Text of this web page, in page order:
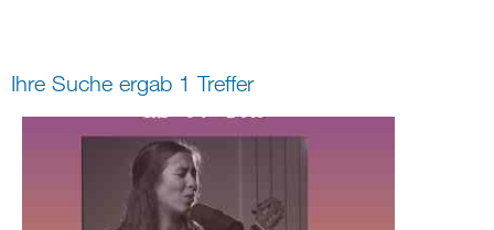
digital und in Präsenz rein digital
Ihre Suche ergab 1 Treffer